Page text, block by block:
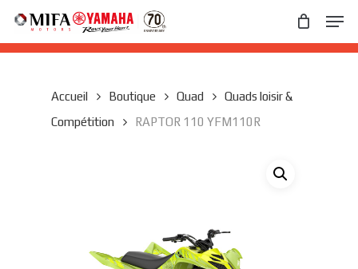
main
Accueil Boutique Quad
Quads loisir &
Compétition
RAPTOR 110 YFM110R